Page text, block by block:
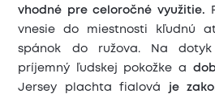
vhodné pre celoročné využitie.
vnesie do miestnosti kľudnú
spánok do ružova. Na
príjemný ľudskej pokožke a
Jersey plachta fialová je